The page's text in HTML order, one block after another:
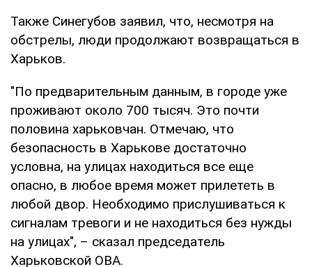
Также Синегубов заявил, что, несмотря на
обстрелы, люди продолжают возвращаться в
Харьков.
"По предварительным данным, в городе уже
проживают около 700 тысяч. Это почти
половина харьковчан. Отмечаю, что
безопасность в Харькове достаточно
условна, на улицах находиться все еще
опасно, в любое время может прилететь в
любой двор. Необходимо прислушиваться к
сигналам тревоги и не находиться без нужды
на улицах", – сказал председатель
Харьковской ОВА.